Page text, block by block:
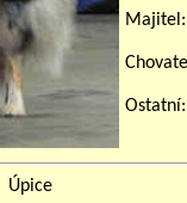
Majitel:
Ostatní:
Úpice